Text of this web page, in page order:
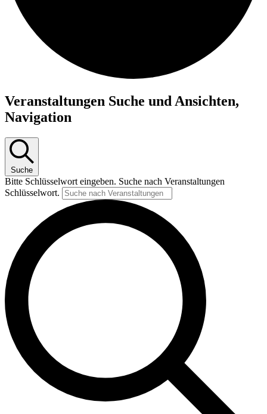
Veranstaltungen
Veranstaltungen Suche und Ansichten,
Navigation
Suche
Bitte Schlüsselwort eingeben. Suche nach Veranstaltungen
Schlüsselwort.